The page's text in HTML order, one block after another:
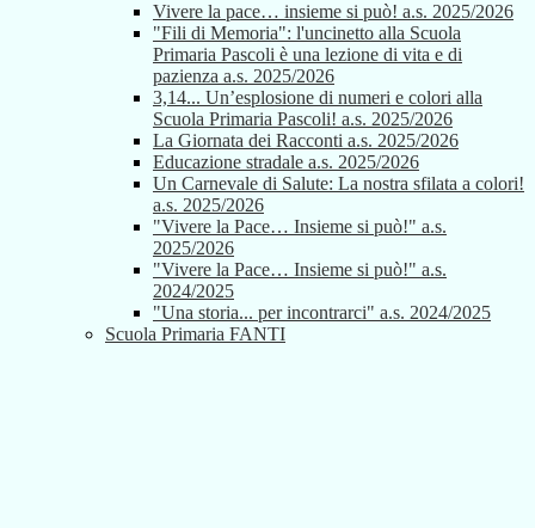
Vivere la pace… insieme si può! a.s. 2025/2026
"Fili di Memoria": l'uncinetto alla Scuola
Primaria Pascoli è una lezione di vita e di
pazienza a.s. 2025/2026
3,14... Un’esplosione di numeri e colori alla
Scuola Primaria Pascoli! a.s. 2025/2026
La Giornata dei Racconti a.s. 2025/2026
Educazione stradale a.s. 2025/2026
Un Carnevale di Salute: La nostra sfilata a colori!
a.s. 2025/2026
"Vivere la Pace… Insieme si può!" a.s.
2025/2026
"Vivere la Pace… Insieme si può!" a.s.
2024/2025
"Una storia... per incontrarci" a.s. 2024/2025
Scuola Primaria FANTI